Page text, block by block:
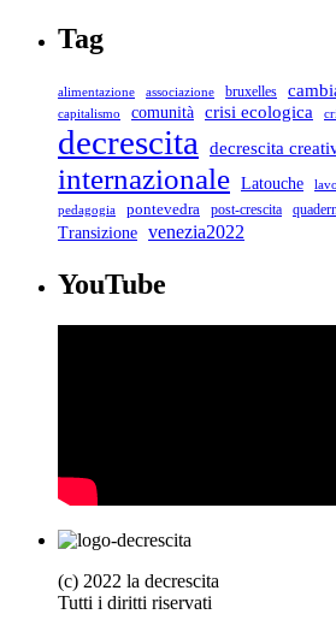
Tag
alimentazione associazione bruxelles
capitalismo comunità crisi ecologica
decrescita decrescita
internazionale Latouche
pedagogia pontevedra post-crescita
Transizione venezia2022
YouTube
(c) 2022 la decrescita
Tutti i diritti riservati